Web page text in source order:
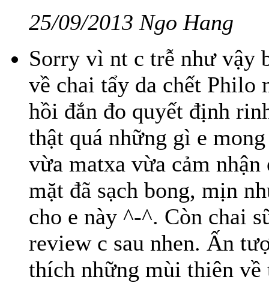
25/09/2013 Ngo Hang
Sorry vì nt c trễ như vậy
về chai tẩy da chết Philo
hồi đắn đo quyết định
thật quá những gì e
vừa matxa vừa cảm
mặt đã sạch bong, mịn
cho e này ^-^. Còn chai
review c sau nhen. Ấn
thích những mùi thiên về